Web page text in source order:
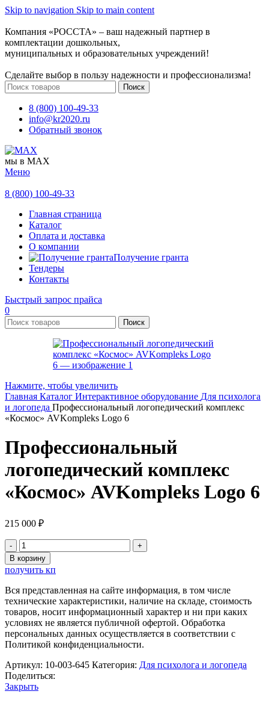
Skip to navigation Skip to main content
Компания «РОССТА» – ваш надежный партнер в
комплектации дошкольных,
муниципальных и образовательных учреждений!
Сделайте выбор в пользу надежности и профессионализма!
Поиск
8 (800) 100-49-33
info@kr2020.ru
Обратный звонок
мы в MAX
Меню
8 (800) 100-49-33
Главная страница
Каталог
Оплата и доставка
О компании
Получение гранта
Тендеры
Контакты
Быстрый запрос прайса
0
Поиск
Нажмите, чтобы увеличить
Главная Каталог Интерактивное оборудование Для психолога
и логопеда Профессиональный логопедический комплекс
«Космос» AVKompleks Logo 6
Профессиональный
логопедический комплекс
«Космос» AVKompleks Logo 6
215 000 ₽
Количество
товара
Профессиональный
логопедический
комплекс
«Космос»
AVKompleks
Logo
6
В корзину
получить кп
Вся представленная на сайте информация, в том числе
технические характеристики, наличие на складе, стоимость
товаров, носит информационный характер и ни при каких
условиях не является публичной офертой. Обработка
персональных данных осуществляется в соответствии с
Политикой конфиденциальности.
Артикул: 10-003-645 Категория: Для психолога и логопеда
Поделиться:
Закрыть